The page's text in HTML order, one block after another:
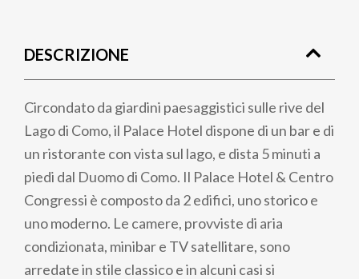
pane
DESCRIZIONE
Circondato da giardini paesaggistici sulle rive del
Lago di Como, il Palace Hotel dispone di un bar e di
un ristorante con vista sul lago, e dista 5 minuti a
piedi dal Duomo di Como. Il Palace Hotel & Centro
Congressi è composto da 2 edifici, uno storico e
uno moderno. Le camere, provviste di aria
condizionata, minibar e TV satellitare, sono
arredate in stile classico e in alcuni casi si